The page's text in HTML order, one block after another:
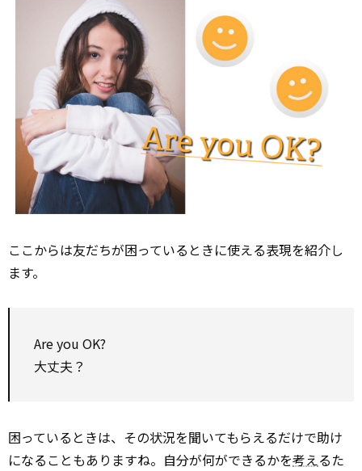
ここからは友だちが困っているときに使える表現を紹介し
ます。
Are you OK?
大丈夫？
困っているときは、その状況を聞いてもらえるだけで助け
になることもありますね。自分が何ができるかを考えるた